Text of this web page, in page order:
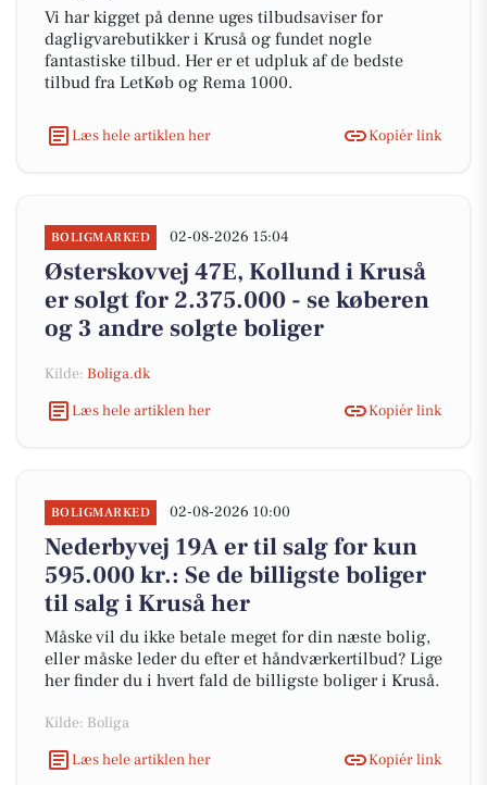
Vi har kigget på denne uges tilbudsaviser for
dagligvarebutikker i Kruså og fundet nogle
fantastiske tilbud. Her er et udpluk af de bedste
tilbud fra LetKøb og Rema 1000.
Læs hele artiklen her Kopiér link
BOLIGMARKED 02-08-2026 15:04
Østerskovvej 47E, Kollund i Kruså
er solgt for 2.375.000 - se køberen
og 3 andre solgte boliger
Kilde: Boliga.dk
Læs hele artiklen her
Kopiér link
BOLIGMARKED 02-08-2026 10:00
Nederbyvej 19A er til salg for kun
595.000 kr.: Se de billigste boliger
til salg i Kruså her
Måske vil du ikke betale meget for din næste bolig,
eller måske leder du efter et håndværkertilbud? Lige
her finder du i hvert fald de billigste boliger i Kruså.
Kilde: Boliga
Læs hele artiklen her
Kopiér link